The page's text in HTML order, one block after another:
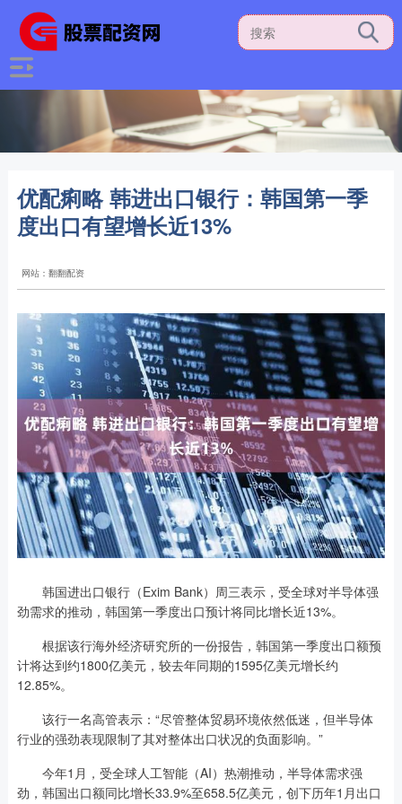
优配痢略 韩进出口银行：韩国第一季
度出口有望增长近13%
网站：翻翻配资
韩国进出口银行（Exim Bank）周三表示，受全球对半导体强
劲需求的推动，韩国第一季度出口预计将同比增长近13%。
根据该行海外经济研究所的一份报告，韩国第一季度出口额预
计将达到约1800亿美元，较去年同期的1595亿美元增长约
12.85%。
该行一名高管表示：“尽管整体贸易环境依然低迷，但半导体
行业的强劲表现限制了其对整体出口状况的负面影响。”
今年1月，受全球人工智能（AI）热潮推动，半导体需求强
劲，韩国出口额同比增长33.9%至658.5亿美元，创下历年1月出口